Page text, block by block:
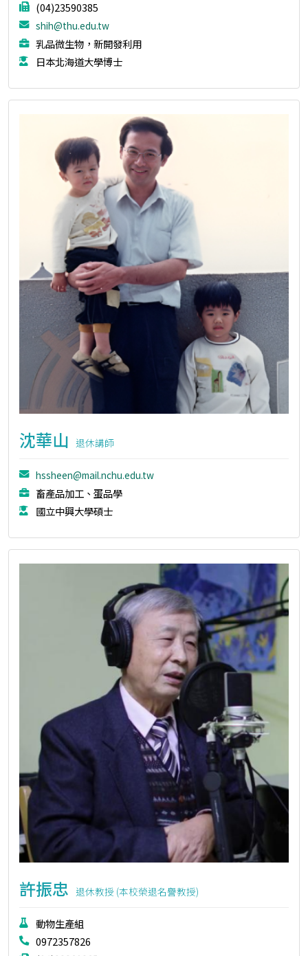
(04)23590385
shih@thu.edu.tw
乳品微生物，新開發利用
日本北海道大學博士
沈華山 退休講師
hssheen@mail.nchu.edu.tw
畜產品加工、蛋品學
國立中興大學碩士
許振忠 退休教授 (本校榮退名譽教授)
動物生產組
0972357826